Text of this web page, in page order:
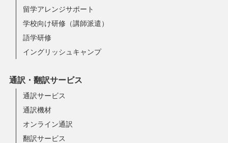
留学アレンジサポート
学校向け研修（講師派遣）
語学研修
イングリッシュキャンプ
通訳・翻訳サービス
通訳サービス
通訳機材
オンライン通訳
翻訳サービス